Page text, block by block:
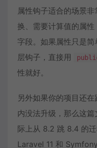
属性钩子适合的场景
换、需要计算值的属
字段。如果属性只是
层钩子，直接用
性就好。
另外如果你的项目还
内没法升级，那么这
际上从 8.2 跳 8.4 的
Laravel 11 和